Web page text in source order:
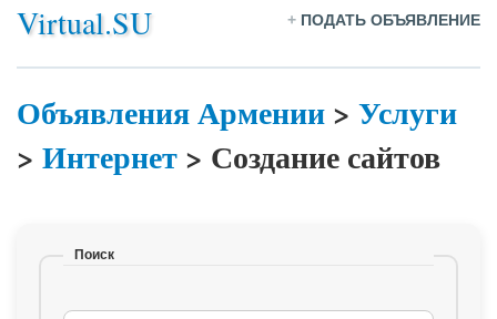
Virtual.SU + ПОДАТЬ ОБЪЯВЛЕНИЕ
Объявления Армении> Услуги
> Интернет> Создание сайтов
Поиск